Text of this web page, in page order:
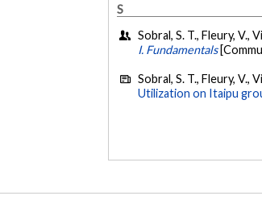
S
Sobral, S. T., Fleury, V.,
I. Fundamentals
Sobral, S. T., Fleury, V.,
Utilization on Itaipu